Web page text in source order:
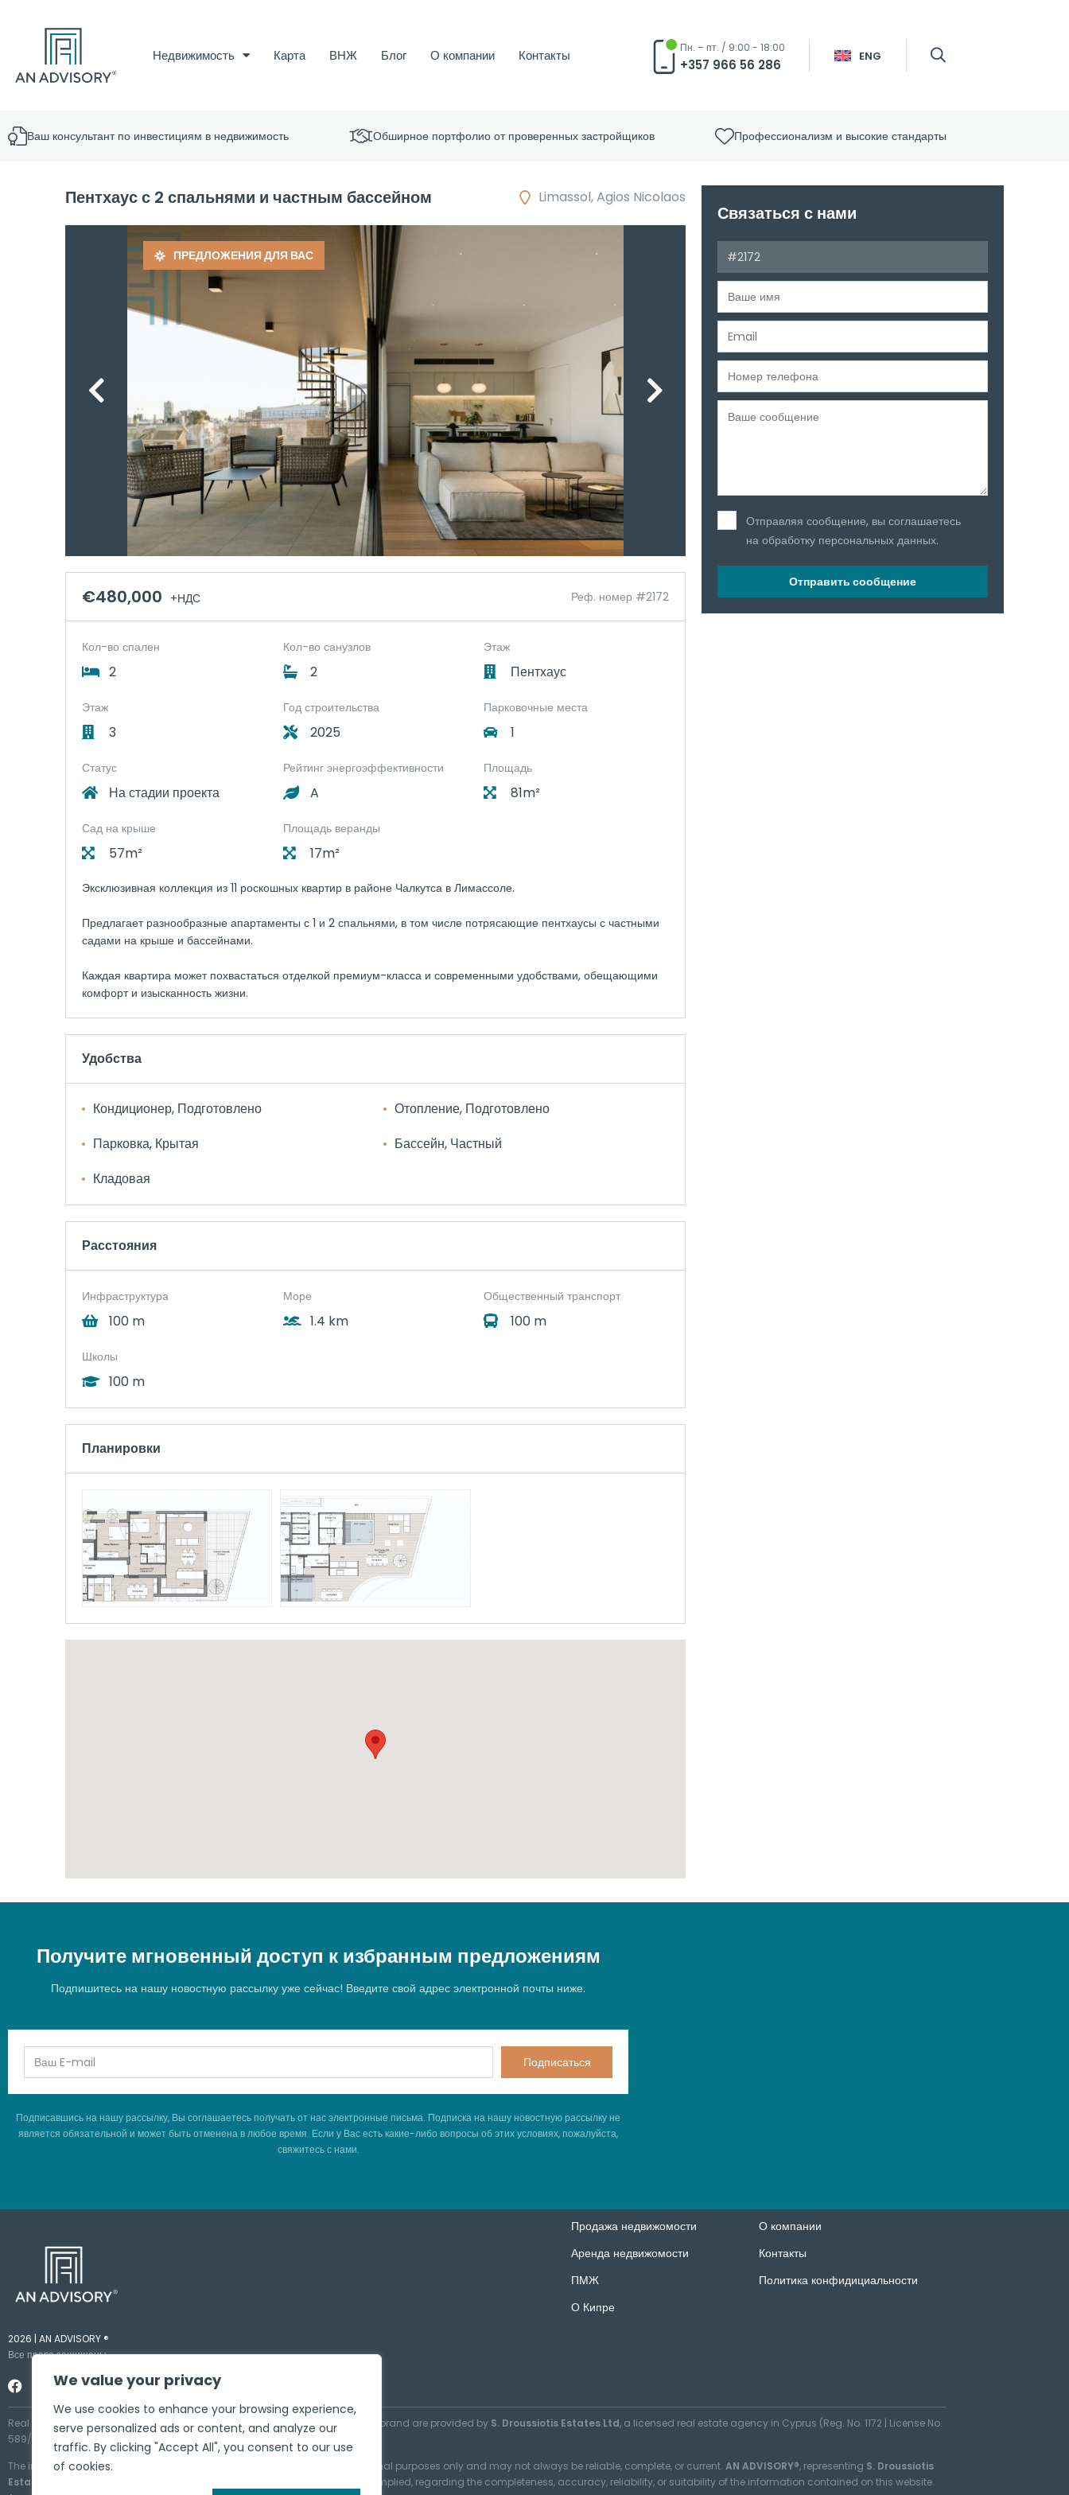
We value your privacy
We use cookies to enhance your browsing experience,
serve personalized ads or content, and analyze our
traffic. By clicking "Accept All", you consent to our use
of cookies.
Недвижимость Карта ВНЖ Блог О компании Контакты Пн. – пт. / 9:00 - 18:00
+357 966 56 286
ENG
Ваш консультант по инвестициям в недвижимость Обширное портфолио от проверенных застройщиков Профессионализм и высокие стандарты
Пентхаус с 2 спальнями и частным бассейном Limassol, Agios Nicolaos
ПРЕДЛОЖЕНИЯ ДЛЯ ВАС
€480,000 +НДС Реф. номер #2172
Кол-во спален
2
Кол-во санузлов
2
Этаж
Пентхаус
Этаж
3
Год строительства
2025
Парковочные места
1
Статус
На стадии проекта
Рейтинг энергоэффективности
A
Площадь
81m²
Сад на крыше
57m²
Площадь веранды
17m²
Эксклюзивная коллекция из 11 роскошных квартир в районе Чалкутса в Лимассоле.
Предлагает разнообразные апартаменты с 1 и 2 спальнями, в том числе потрясающие пентхаусы с частными
садами на крыше и бассейнами.
Каждая квартира может похвастаться отделкой премиум-класса и современными удобствами, обещающими
комфорт и изысканность жизни.
Удобства
Кондиционер, Подготовлено
Отопление, Подготовлено
Парковка, Крытая
Бассейн, Частный
Кладовая
Расстояния
Инфраструктура
100 m
Море
1.4 km
Общественный транспорт
100 m
Школы
100 m
Планировки
Связаться с нами
Отправляя сообщение, вы соглашаетесь
на обработку персональных данных.
Отправить сообщение
Получите мгновенный доступ к избранным предложениям
Подпишитесь на нашу новостную рассылку уже сейчас! Введите свой адрес электронной почты ниже.
Подписаться
Подписавшись на нашу рассылку, Вы соглашаетесь получать от нас электронные письма. Подписка на нашу новостную рассылку не
является обязательной и может быть отменена в любое время. Если у Вас есть какие-либо вопросы об этих условиях, пожалуйста,
свяжитесь с нами.
2026 | AN ADVISORY ®
Все права защищены
Продажа недвижомости
Аренда недвижомости
ПМЖ
О Кипре
О компании
Контакты
Политика конфидициальности
Real estate listings and related services presented under theAN ADVISORY® brand are provided by S. Droussiotis Estates Ltd, a licensed real estate agency in Cyprus (Reg. No. 1172 | License No.
589/E), in accordance with the Cyprus Real Estate Agents Law.
The information contained on this website is provided for general informational purposes only and may not always be reliable, complete, or current. AN ADVISORY®, representing S. Droussiotis
Estates Ltd
, makes no representations or warranties of any kind, express or implied, regarding the completeness, accuracy, reliability, or suitability of the information contained on this website.